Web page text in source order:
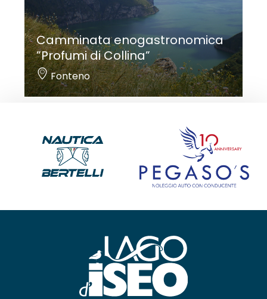
Camminata enogastronomica
”Profumi di Collina”
Fonteno